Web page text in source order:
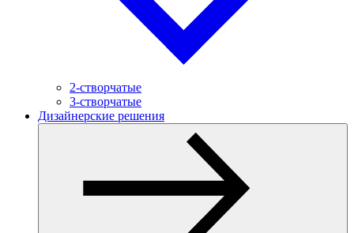
2-створчатые
3-створчатые
Дизайнерские решения